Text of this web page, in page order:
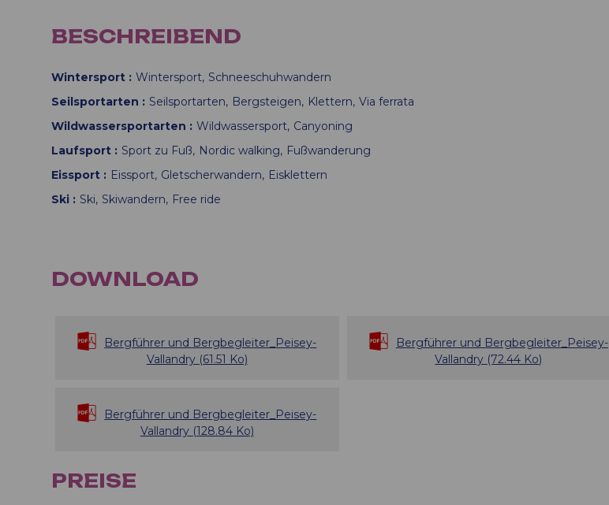
BESCHREIBEND
Wintersport Wintersport Schneeschuhwandern
Seilsportarten
Seilsportarten Bergsteigen Klettern Via ferrata
Wildwassersportarten
Wildwassersport Canyoning
Laufsport
Sport zu Fuß Nordic walking
Fußwanderung
Eissport
Eissport Gletscherwandern
Eisklettern
Ski
Ski Skiwandern Free ride
DOWNLOAD
Bergführer und Bergbegleiter_Peisey-
Vallandry (61.51 Ko)
Bergführer und Bergbegleiter_Peisey-
Vallandry (72.44 Ko)
Bergführer und Bergbegleiter_Peisey-
Vallandry (128.84 Ko)
PREISE